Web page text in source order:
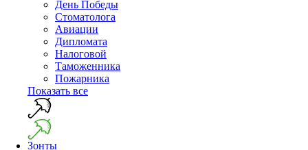
День Победы
Cтоматолога
Авиации
Дипломата
Налоговой
Таможенника
Пожарника
Показать все
Зонты